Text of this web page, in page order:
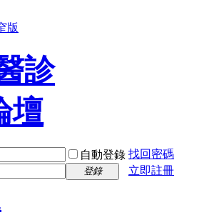
版
自動登錄 找回密碼
登錄 立即註冊